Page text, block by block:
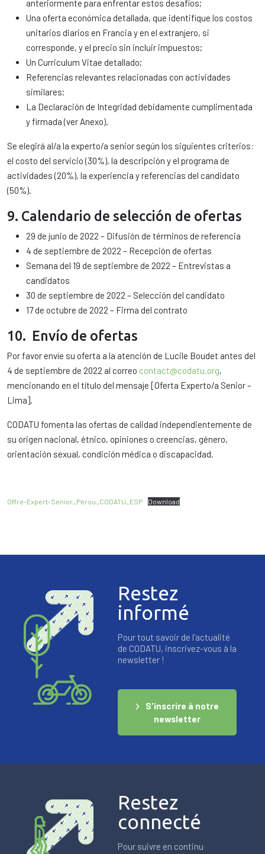
anteriormente para enfrentar estos desafíos;
Una oferta económica detallada, que identifique los costos
unitarios diarios en Francia y en el extranjero, si
corresponde, y el precio sin incluir impuestos;
Un Curriculum Vitae detallado;
Referencias relevantes relacionadas con actividades
similares;
La Declaración de Integridad debidamente cumplimentada
y firmada (ver Anexo).
Se elegirá al/a la experto/a senior según los siguientes criterios:
el costo del servicio (30%), la descripción y el programa de
actividades (20%), la experiencia y referencias del candidato
(50%).
9. Calendario de selección de ofertas
29 de junio de 2022 – Difusión de términos de referencia
4 de septiembre de 2022 – Recepción de ofertas
Semana del 19 de septiembre de 2022 – Entrevistas a
candidatos
30 de septiembre de 2022 – Selección del candidato
17 de octubre de 2022 – Firma del contrato
10. Envío de ofertas
Por favor envíe su oferta a la atención de Lucile Boudet antes del
4 de septiembre de 2022 al correo contact@codatu.org,
mencionando en el título del mensaje [Oferta Experto/a Senior –
Lima].
CODATU fomenta las ofertas de calidad independientemente de
su origen nacional, étnico, opiniones o creencias, género,
orientación sexual, condición médica o discapacidad.
Offre-Expert-Senior_Perou_CODATU_ESP Download
Restez
informé
Pour tout savoir de l'actualité
de CODATU, inscrivez-vous à la
newsletter !
S'inscrire à notre
newsletter
Restez
connecté
Pour suivre en continu